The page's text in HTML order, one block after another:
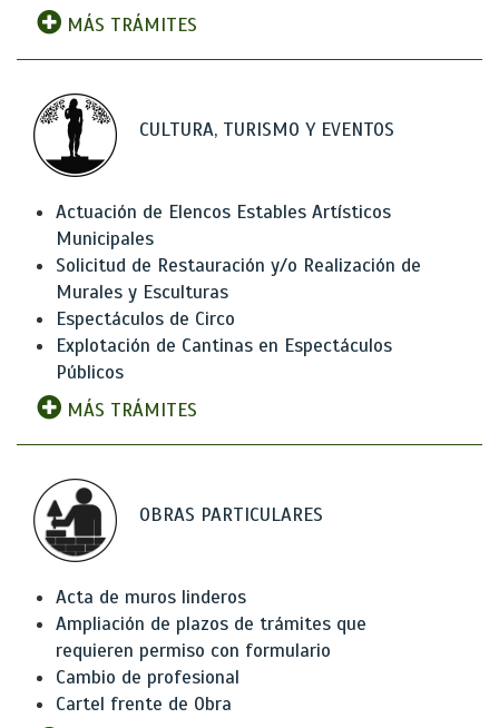
MÁS TRÁMITES
CULTURA, TURISMO Y EVENTOS
Actuación de Elencos Estables Artísticos
Municipales
Solicitud de Restauración y/o Realización de
Murales y Esculturas
Espectáculos de Circo
Explotación de Cantinas en Espectáculos
Públicos
MÁS TRÁMITES
OBRAS PARTICULARES
Acta de muros linderos
Ampliación de plazos de trámites que
requieren permiso con formulario
Cambio de profesional
Cartel frente de Obra